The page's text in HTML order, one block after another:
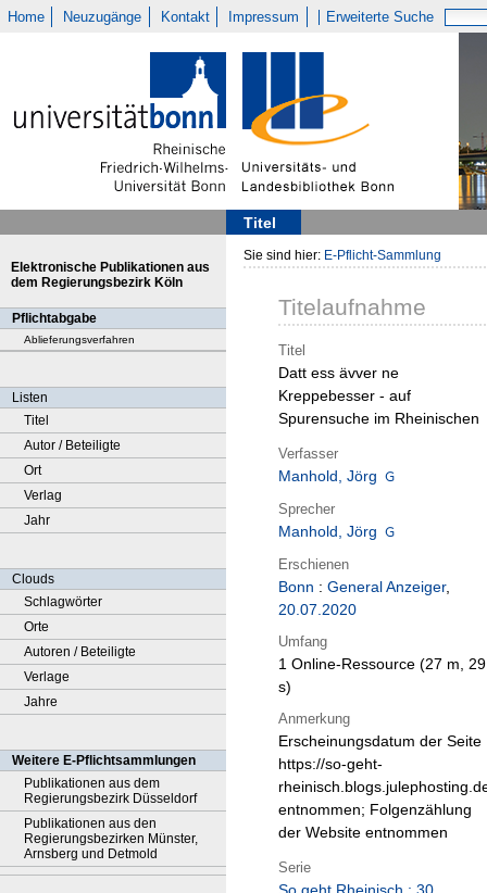
Home Neuzugänge Kontakt Impressum Erweiterte Suche
Titel
Elektronische Publikationen aus
dem Regierungsbezirk Köln
Pflichtabgabe
Ablieferungsverfahren
Listen
Titel
Autor / Beteiligte
Ort
Verlag
Jahr
Clouds
Schlagwörter
Orte
Autoren / Beteiligte
Verlage
Jahre
Weitere E-Pflichtsammlungen
Publikationen aus dem
Regierungsbezirk Düsseldorf
Publikationen aus den
Regierungsbezirken Münster,
Arnsberg und Detmold
Sie sind hier: E-Pflicht-Sammlung
Titelaufnahme
Titel
Datt ess ävver ne
Kreppebesser - auf
Spurensuche im Rheinischen
Verfasser
Manhold, Jörg
Sprecher
Manhold, Jörg
Erschienen
Bonn : General Anzeiger,
20.07.2020
Umfang
1 Online-Ressource (27 m, 29
s)
Anmerkung
Erscheinungsdatum der Seite
https://so-geht-
entnommen; Folgenzählung
der Website entnommen
Serie